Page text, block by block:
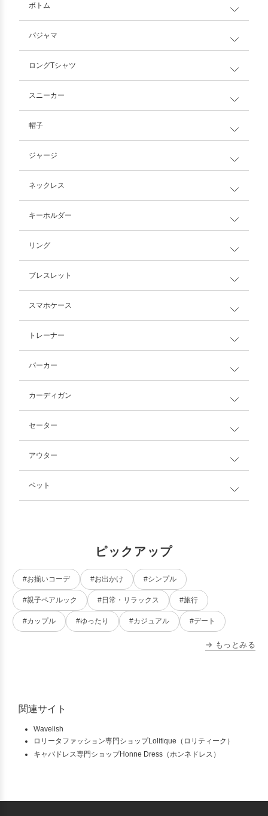
ボトム
パジャマ
ロングTシャツ
スニーカー
帽子
ジャージ
ネックレス
キーホルダー
リング
ブレスレット
スマホケース
トレーナー
パーカー
カーディガン
セーター
アウター
ペット
ピックアップ
#お揃いコーデ #お出かけ #シンプル
#親子ペアルック #日常・リラックス #旅行
#カップル #ゆったり #カジュアル #デート
→ もっとみる
関連サイト
Wavelish
ロリータファッション専門ショップLolitique（ロリティーク）
キャバドレス専門ショップHonne Dress（ホンネドレス）